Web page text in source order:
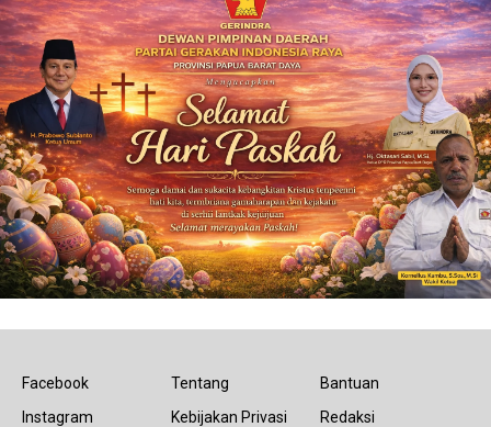
Facebook
Instagram
Tentang
Kebijakan Privasi
Bantuan
Redaksi